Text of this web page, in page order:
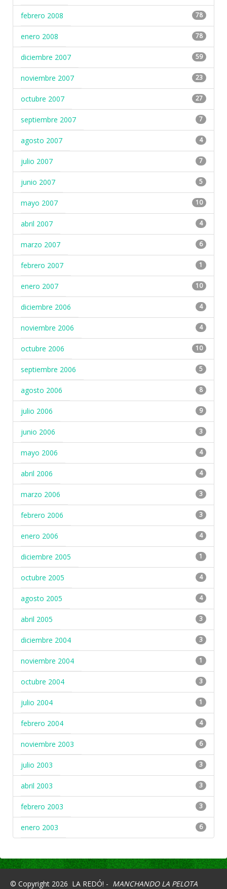
febrero 2008 78
enero 2008 78
diciembre 2007 59
noviembre 2007 23
octubre 2007 27
septiembre 2007 7
agosto 2007 4
julio 2007 7
junio 2007 5
mayo 2007 10
abril 2007 4
marzo 2007 6
febrero 2007 1
enero 2007 10
diciembre 2006 4
noviembre 2006 4
octubre 2006 10
septiembre 2006 5
agosto 2006 8
julio 2006 9
junio 2006 3
mayo 2006 4
abril 2006 4
marzo 2006 3
febrero 2006 3
enero 2006 4
diciembre 2005 1
octubre 2005 4
agosto 2005 4
abril 2005 3
diciembre 2004 3
noviembre 2004 1
octubre 2004 3
julio 2004 1
febrero 2004 4
noviembre 2003 6
julio 2003 3
abril 2003 3
febrero 2003 3
enero 2003 6
© Copyright 2026 LA REDÓ! - MANCHANDO LA PELOTA